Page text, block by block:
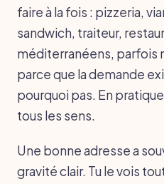
faire à la fois : pizzeria,
sandwich, traiteur,
méditerranéens, parfois
parce que la demande
pourquoi pas. En
tous les sens.
Une bonne adresse a
gravité clair. Tu le vois